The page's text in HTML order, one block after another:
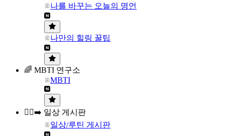
나를 바꾸는 오늘의 명언
나만의 힐링 꿀팁
🌈 MBTI 연구소
MBTI
🏃‍♀️‍➡️ 일상 게시판
일상/루틴 게시판